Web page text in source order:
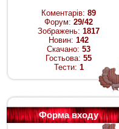
Коментарів: 89
Форум: 29/42
Зображень: 1817
Новин: 142
Скачано: 53
Гостьова: 55
Тести: 1
Форма входу